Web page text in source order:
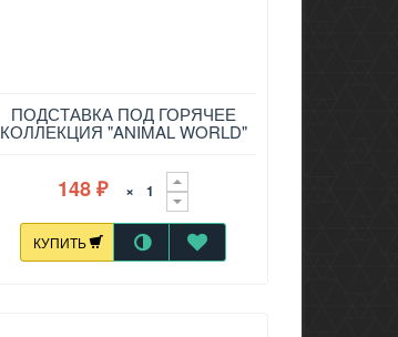
ПОДСТАВКА ПОД ГОРЯЧЕЕ
КОЛЛЕКЦИЯ "ANIMAL WORLD"
D=10,3 СМ, 229-704
148₽ ×
КУПИТЬ